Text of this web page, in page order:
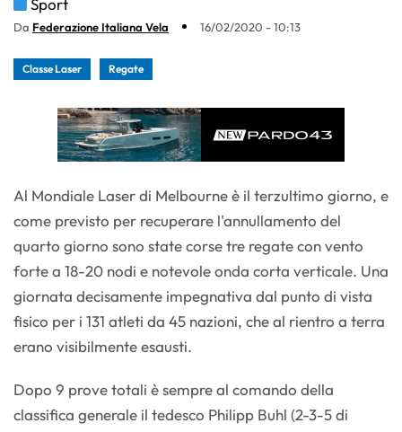
Sport
Da Federazione Italiana Vela 16/02/2020 - 10:13
Classe Laser Regate
Al Mondiale Laser di Melbourne è il terzultimo giorno, e
come previsto per recuperare l'annullamento del
quarto giorno sono state corse tre regate con vento
forte a 18-20 nodi e notevole onda corta verticale. Una
giornata decisamente impegnativa dal punto di vista
fisico per i 131 atleti da 45 nazioni, che al rientro a terra
erano visibilmente esausti.
Dopo 9 prove totali è sempre al comando della
classifica generale il tedesco Philipp Buhl (2-3-5 di